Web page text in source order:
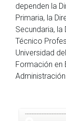
dependen la
Primaria, la
Secundaria, la
Técnico
Universidad
Formación en